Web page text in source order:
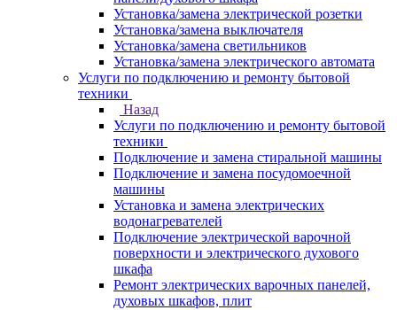
Установка/замена электрической розетки
Установка/замена выключателя
Установка/замена светильников
Установка/замена электрического автомата
Услуги по подключению и ремонту бытовой
техники
Назад
Услуги по подключению и ремонту бытовой
техники
Подключение и замена стиральной машины
Подключение и замена посудомоечной
машины
Установка и замена электрических
водонагревателей
Подключение электрической варочной
поверхности и электрического духового
шкафа
Ремонт электрических варочных панелей,
духовых шкафов, плит